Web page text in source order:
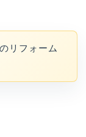
リフォーム